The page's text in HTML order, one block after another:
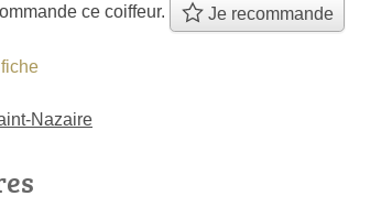
ce coiffeur. Je recommande
Nazaire